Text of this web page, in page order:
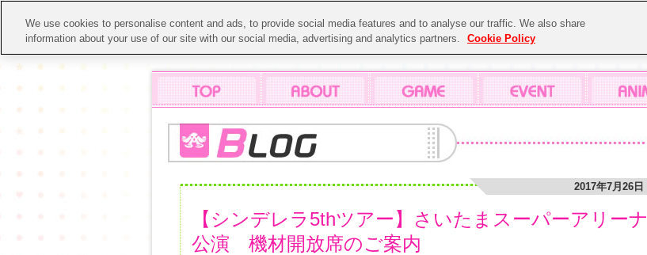
2017年7月26日
【シンデレラ5thツアー】さいたまスーパーアリーナ
公演 機材開放席のご案内
We use cookies to personalise content and ads, to provide social media features and to analyse our traffic. We also share
information about your use of our site with our social media, advertising and analytics partners.
Cookie Policy